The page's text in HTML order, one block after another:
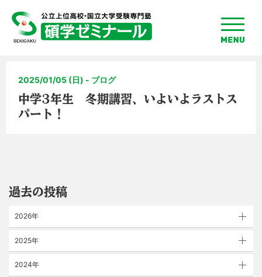
toggle
menu
2025/01/05 (日) - ブログ
中学3年生 冬期講習、いよいよラストス
パート！
過去の投稿
2026年
2025年
2024年